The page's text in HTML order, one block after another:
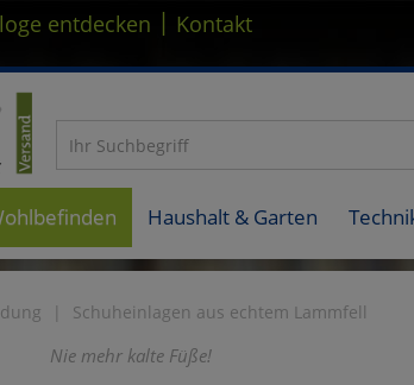
entdecken | Kontakt
Haushalt & Garten
Schuheinlagen aus echtem Lammfell
Nie mehr kalte Füße!